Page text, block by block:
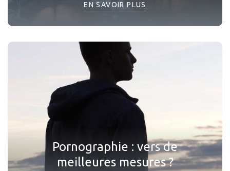
EN SAVOIR PLUS
Pornographie : vers de
meilleures mesures ?